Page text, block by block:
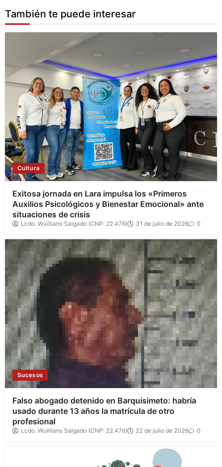
También te puede interesar
Cultura
Exitosa jornada en Lara impulsa los «Primeros
Auxilios Psicológicos y Bienestar Emocional» ante
situaciones de crisis
Lcdo. Wuillians Salgado (CNP: 22.476) 31 de julio de 2026 0
Sucesos
Falso abogado detenido en Barquisimeto: habría
usado durante 13 años la matrícula de otro
profesional
Lcdo. Wuillians Salgado (CNP: 22.476) 22 de julio de 2026 0